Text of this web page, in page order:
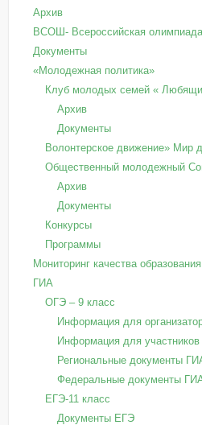
Архив
ВСОШ- Всероссийская
Документы
«Молодежная политика»
Клуб молодых семей «
Архив
Документы
Волонтерское движение» Мир
Общественный молодежный
Архив
Документы
Конкурсы
Программы
Мониторинг качества образования
ГИА
ОГЭ – 9 класс
Информация для
Информация для
Региональные документы
Федеральные документы
ЕГЭ-11 класс
Документы ЕГЭ